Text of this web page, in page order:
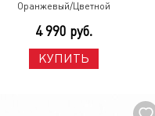
Оранжевый/Цветной
4 990 руб.
КУПИТЬ